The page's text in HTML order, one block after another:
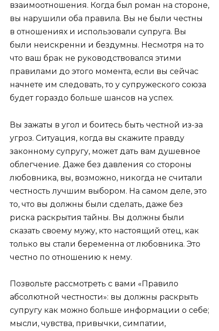
взаимоотношения. Когда был роман на стороне,
вы нарушили оба правила. Вы не были честны
в отношениях и использовали супруга. Вы
были неискренни и бездумны. Несмотря на то
что ваш брак не руководствовался этими
правилами до этого момента, если вы сейчас
начнете им следовать, то у супружеского союза
будет гораздо больше шансов на успех.
Вы зажаты в угол и боитесь быть честной из-за
угроз. Ситуация, когда вы скажите правду
законному супругу, может дать вам душевное
облегчение. Даже без давления со стороны
любовника, вы, возможно, никогда не считали
честность лучшим выбором. На самом деле, это
то, что вы должны были сделать, даже без
риска раскрытия тайны. Вы должны были
сказать своему мужу, кто настоящий отец, как
только вы стали беременна от любовника. Это
честно по отношению к нему.
Позвольте рассмотреть с вами «Правило
абсолютной честности»: вы должны раскрыть
супругу как можно больше информации о себе;
мысли, чувства, привычки, симпатии,